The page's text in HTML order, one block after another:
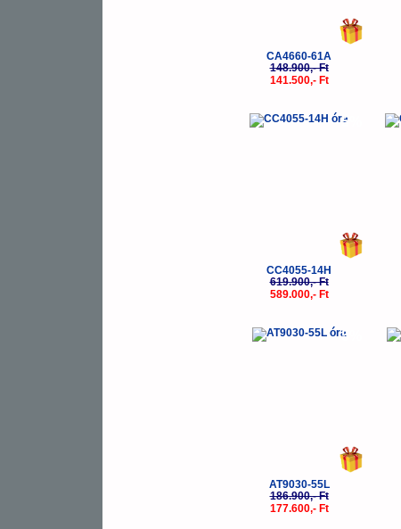
CA4660-61A
148.900,- Ft
141.500,- Ft
-5%
CC4055-14H
619.900,- Ft
589.000,- Ft
-5%
AT9030-55L
186.900,- Ft
177.600,- Ft